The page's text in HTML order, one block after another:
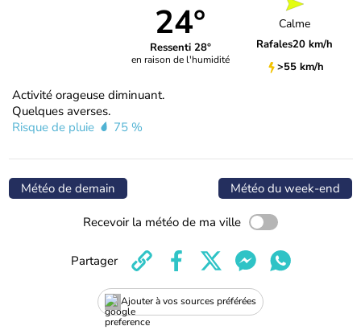
24°
Ressenti 28°
en raison de l'humidité
Calme
Rafales20 km/h
>55 km/h
Activité orageuse diminuant.
Quelques averses.
Risque de pluie
75 %
Météo de demain Météo du week-end
Recevoir la météo de ma ville
Ajouter à vos sources préférées
Partager